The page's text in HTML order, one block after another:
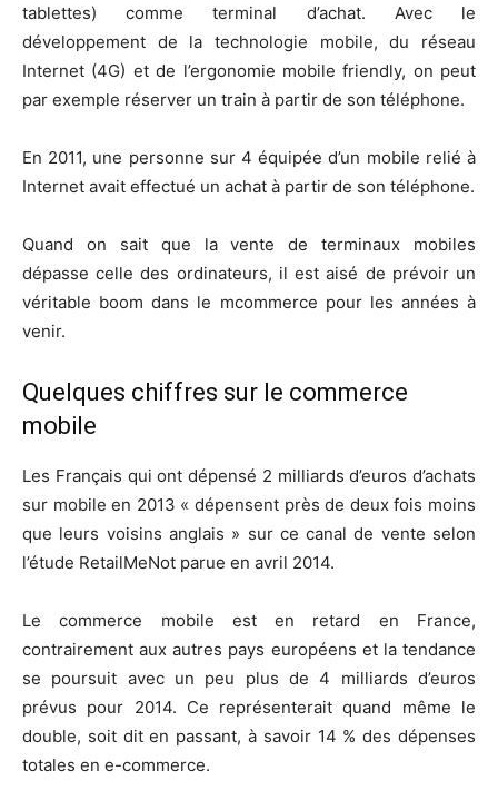
tablettes) comme terminal d’achat. Avec le
développement de la technologie mobile, du réseau
Internet (4G) et de l’ergonomie mobile friendly, on peut
par exemple réserver un train à partir de son téléphone.
En 2011, une personne sur 4 équipée d’un mobile relié à
Internet avait effectué un achat à partir de son téléphone.
Quand on sait que la vente de terminaux mobiles
dépasse celle des ordinateurs, il est aisé de prévoir un
véritable boom dans le mcommerce pour les années à
venir.
Quelques chiffres sur le commerce
mobile
Les Français qui ont dépensé 2 milliards d’euros d’achats
sur mobile en 2013 « dépensent près de deux fois moins
que leurs voisins anglais » sur ce canal de vente selon
l’étude RetailMeNot parue en avril 2014.
Le commerce mobile est en retard en France,
contrairement aux autres pays européens et la tendance
se poursuit avec un peu plus de 4 milliards d’euros
prévus pour 2014. Ce représenterait quand même le
double, soit dit en passant, à savoir 14 % des dépenses
totales en e-commerce.